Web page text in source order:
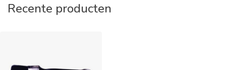
Recente producten